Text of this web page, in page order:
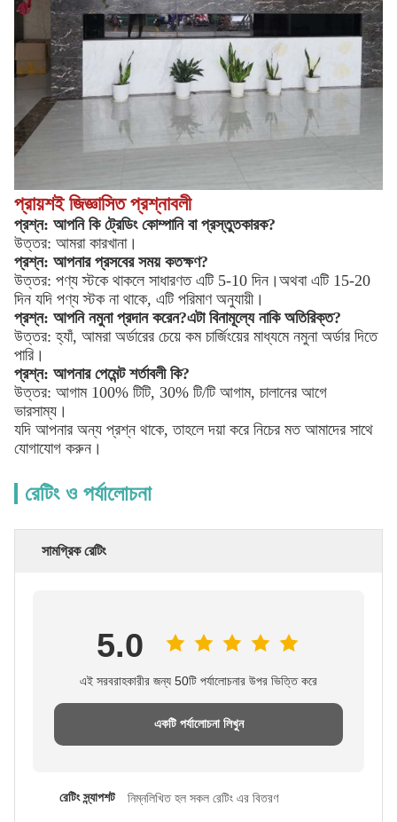
প্রায়শই জিজ্ঞাসিত প্রশ্নাবলী
প্রশ্ন: আপনি কি ট্রেডিং কোম্পানি বা প্রস্তুতকারক?
উত্তর: আমরা কারখানা।
প্রশ্ন: আপনার প্রসবের সময় কতক্ষণ?
উত্তর: পণ্য স্টকে থাকলে সাধারণত এটি 5-10 দিন।অথবা এটি 15-20
দিন যদি পণ্য স্টক না থাকে, এটি পরিমাণ অনুযায়ী।
প্রশ্ন: আপনি নমুনা প্রদান করেন?এটা বিনামূল্যে নাকি অতিরিক্ত?
উত্তর: হ্যাঁ, আমরা অর্ডারের চেয়ে কম চার্জিংয়ের মাধ্যমে নমুনা অর্ডার দিতে
পারি।
প্রশ্ন: আপনার পেমেন্ট শর্তাবলী কি?
উত্তর: আগাম 100% টিটি, 30% টি/টি আগাম, চালানের আগে
ভারসাম্য।
যদি আপনার অন্য প্রশ্ন থাকে, তাহলে দয়া করে নিচের মত আমাদের সাথে
যোগাযোগ করুন।
রেটিং ও পর্যালোচনা
সামগ্রিক রেটিং
5.0
এই সরবরাহকারীর জন্য 50টি পর্যালোচনার উপর ভিত্তি করে
একটি পর্যালোচনা লিখুন
রেটিং স্ন্যাপশট নিম্নলিখিত হল সকল রেটিং এর বিতরণ